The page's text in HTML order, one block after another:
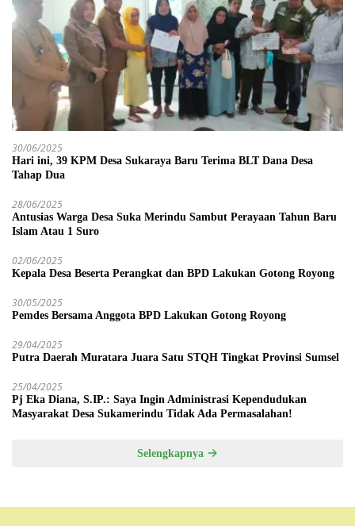
30/06/2025
Hari ini, 39 KPM Desa Sukaraya Baru Terima BLT Dana Desa
Tahap Dua
28/06/2025
Antusias Warga Desa Suka Merindu Sambut Perayaan Tahun Baru
Islam Atau 1 Suro
02/06/2025
Kepala Desa Beserta Perangkat dan BPD Lakukan Gotong Royong
30/05/2025
Pemdes Bersama Anggota BPD Lakukan Gotong Royong
29/04/2025
Putra Daerah Muratara Juara Satu STQH Tingkat Provinsi Sumsel
25/04/2025
Pj Eka Diana, S.IP.: Saya Ingin Administrasi Kependudukan
Masyarakat Desa Sukamerindu Tidak Ada Permasalahan!
Selengkapnya